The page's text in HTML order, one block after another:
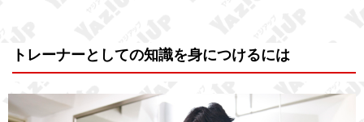
トレーナーとしての知識を身につけるには